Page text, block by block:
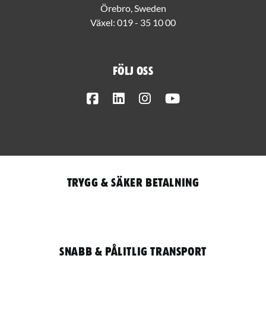
Örebro, Sweden
Växel: 019 - 35 10 00
Följ oss
FacebookLinkedInInstagram
Trygg & säker betalning
Snabb & pålitlig transport